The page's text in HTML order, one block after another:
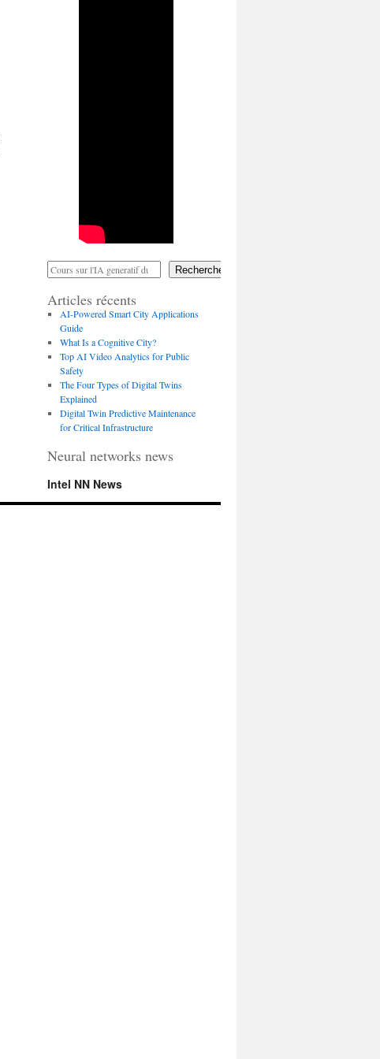
Rechercher
Articles récents
AI-Powered Smart City Applications
Guide
What Is a Cognitive City?
Top AI Video Analytics for Public
Safety
The Four Types of Digital Twins
Explained
Digital Twin Predictive Maintenance
for Critical Infrastructure
Neural networks news
Intel NN News